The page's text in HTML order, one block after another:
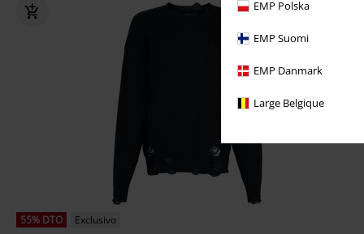
EMP Polska
EMP Suomi
EMP Danmark
Large Belgique
55% DTO
Exclusivo